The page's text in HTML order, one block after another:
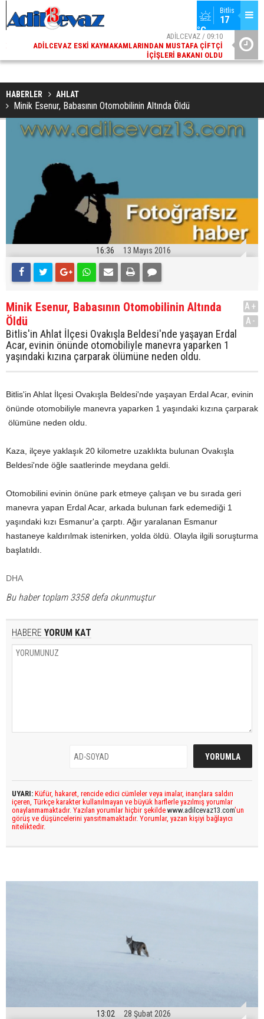
Bitlis
17
°C
ADİLCEVAZ / 09:10
ADILCEVAZ ESKI KAYMAKAMLARINDAN MUSTAFA ÇIFTÇI
İÇIŞLERI BAKANI OLDU
HABERLER AHLAT
Minik Esenur, Babasının Otomobilinin Altında Öldü
16:36 13 Mayıs 2016
Minik Esenur, Babasının Otomobilinin Altında
Öldü
Bitlis'in Ahlat İlçesi Ovakışla Beldesi'nde yaşayan Erdal
Acar, evinin önünde otomobiliyle manevra yaparken 1
yaşındaki kızına çarparak ölümüne neden oldu.
A+
A-
Bitlis'in Ahlat İlçesi Ovakışla Beldesi'nde yaşayan Erdal Acar, evinin
önünde otomobiliyle manevra yaparken 1 yaşındaki kızına çarparak
ölümüne neden oldu.
Kaza, ilçeye yaklaşık 20 kilometre uzaklıkta bulunan Ovakışla
Beldesi'nde öğle saatlerinde meydana geldi.
Otomobilini evinin önüne park etmeye çalışan ve bu sırada geri
manevra yapan Erdal Acar, arkada bulunan fark edemediği 1
yaşındaki kızı Esmanur'a çarptı. Ağır yaralanan Esmanur
hastaneye kaldırılmak istenirken, yolda öldü. Olayla ilgili soruşturma
başlatıldı.
DHA
Bu haber toplam 3358 defa okunmuştur
HABERE YORUM KAT
UYARI: Küfür, hakaret, rencide edici cümleler veya imalar, inançlara saldırı
içeren, Türkçe karakter kullanılmayan ve büyük harflerle yazılmış yorumlar
onaylanmamaktadır. Yazılan yorumlar hiçbir şekilde www.adilcevaz13.com’un
görüş ve düşüncelerini yansıtmamaktadır. Yorumlar, yazan kişiyi bağlayıcı
niteliktedir.
13:02 28 Şubat 2026